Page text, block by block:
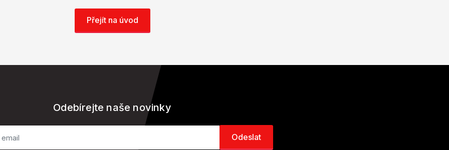
Přejít na úvod
Odebírejte naše novinky